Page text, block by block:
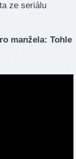
ze seriálu
manžela: Tohle